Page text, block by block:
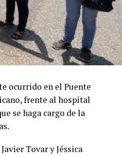
ocurrido en el Puente
frente al hospital
se haga cargo de la
Tovar y Jéssica